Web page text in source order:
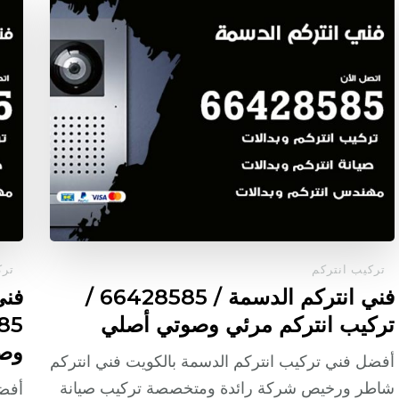
تركيب انتركم
فني انتركم الدسمة / 66428585 /
تركيب انتركم مرئي وصوتي أصلي
أفضل فني تركيب انتركم الدسمة بالكويت فني انتركم
شاطر ورخيص شركة رائدة ومتخصصة تركيب صيانة